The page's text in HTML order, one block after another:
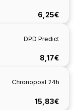
6,25€
DPD Predict
8,17€
Chronopost 24h
15,83€